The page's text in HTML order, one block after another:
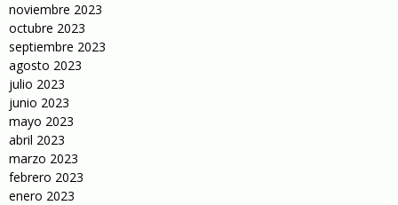
noviembre 2023
octubre 2023
septiembre 2023
agosto 2023
julio 2023
junio 2023
mayo 2023
abril 2023
marzo 2023
febrero 2023
enero 2023